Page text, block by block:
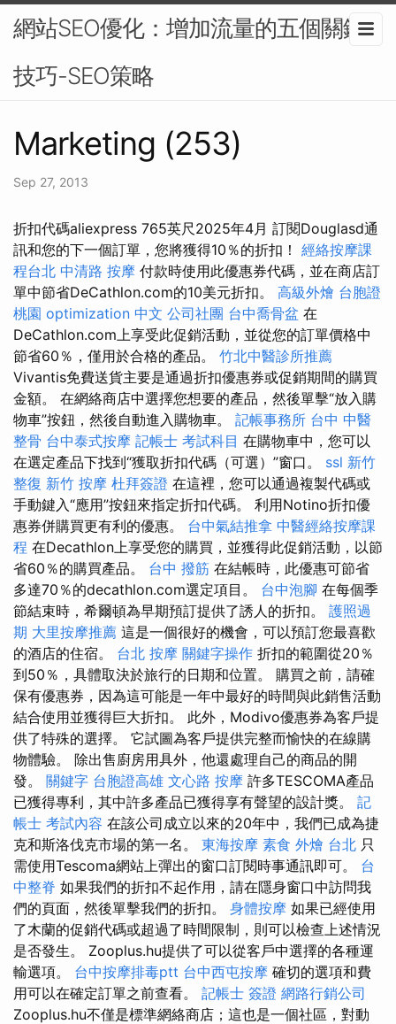
網站SEO優化：增加流量的五個關鍵
技巧-SEO策略
Marketing (253)
Sep 27, 2013
折扣代碼aliexpress 765英尺2025年4月 訂閱Douglasd通
訊和您的下一個訂單，您將獲得10％的折扣！ 經絡按摩課
程台北 中清路 按摩 付款時使用此優惠券代碼，並在商店訂
單中節省DeCathlon.com的10美元折扣。 高級外燴 台胞證
桃園 optimization 中文 公司社團 台中喬骨盆 在
DeCathlon.com上享受此促銷活動，並從您的訂單價格中
節省60％，僅用於合格的產品。 竹北中醫診所推薦
Vivantis免費送貨主要是通過折扣優惠券或促銷期間的購買
金額。 在網絡商店中選擇您想要的產品，然後單擊“放入購
物車”按鈕，然後自動進入購物車。 記帳事務所 台中 中醫
整骨 台中泰式按摩 記帳士 考試科目 在購物車中，您可以
在選定產品下找到“獲取折扣代碼（可選）”窗口。 ssl 新竹
整復 新竹 按摩 杜拜簽證 在這裡，您可以通過複製代碼或
手動鍵入“應用”按鈕來指定折扣代碼。 利用Notino折扣優
惠券併購買更有利的優惠。 台中氣結推拿 中醫經絡按摩課
程 在Decathlon上享受您的購買，並獲得此促銷活動，以節
省60％的購買產品。 台中 撥筋 在結帳時，此優惠可節省
多達70％的decathlon.com選定項目。 台中泡腳 在每個季
節結束時，希爾頓為早期預訂提供了誘人的折扣。 護照過
期 大里按摩推薦 這是一個很好的機會，可以預訂您最喜歡
的酒店的住宿。 台北 按摩 關鍵字操作 折扣的範圍從20％
到50％，具體取決於旅行的日期和位置。 購買之前，請確
保有優惠券，因為這可能是一年中最好的時間與此銷售活動
結合使用並獲得巨大折扣。 此外，Modivo優惠券為客戶提
供了特殊的選擇。 它試圖為客戶提供完整而愉快的在線購
物體驗。 除出售廚房用具外，他還處理自己的商品的開
發。 關鍵字 台胞證高雄 文心路 按摩 許多TESCOMA產品
已獲得專利，其中許多產品已獲得享有聲望的設計獎。 記
帳士 考試內容 在該公司成立以來的20年中，我們已成為捷
克和斯洛伐克市場的第一名。 東海按摩 素食 外燴 台北 只
需使用Tescoma網站上彈出的窗口訂閱時事通訊即可。 台
中整脊 如果我們的折扣不起作用，請在隱身窗口中訪問我
們的頁面，然後單擊我們的折扣。 身體按摩 如果已經使用
了木蘭的促銷代碼或超過了時間限制，則可以檢查上述情況
是否發生。 Zooplus.hu提供了可以從客戶中選擇的各種運
輸選項。 台中按摩排毒ptt 台中西屯按摩 確切的選項和費
用可以在確定訂單之前查看。 記帳士 簽證 網路行銷公司
Zooplus.hu不僅是標準網絡商店；這也是一個社區，對動